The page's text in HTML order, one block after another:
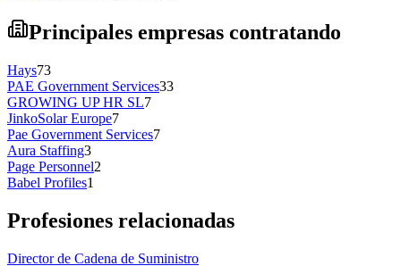
Principales empresas contratando
Hays73
PAE Government Services33
GROWING UP HR SL7
JinkoSolar Europe7
Pae Government Services7
Aura Staffing3
Page Personnel2
Babel Profiles1
Profesiones relacionadas
Director de Cadena de Suministro